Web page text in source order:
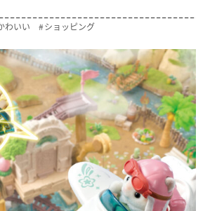
わいい ショッピング